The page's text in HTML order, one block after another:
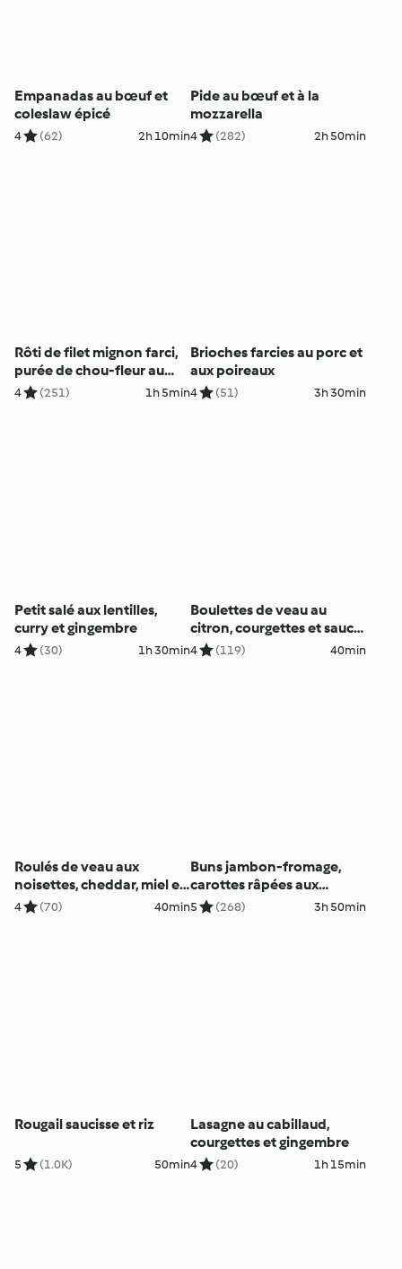
Empanadas au bœuf et
coleslaw épicé
4 (62) 2h 10min
Pide au bœuf et à la
mozzarella
4 (282) 2h 50min
Rôti de filet mignon farci,
purée de chou-fleur au
romarin
4 (251) 1h 5min
Brioches farcies au porc et
aux poireaux
4 (51) 3h 30min
Petit salé aux lentilles,
curry et gingembre
4 (30) 1h 30min
Boulettes de veau au
citron, courgettes et sauce
au yaourt
4 (119) 40min
Roulés de veau aux
noisettes, cheddar, miel et
tagliatelle
4 (70) 40min
Buns jambon-fromage,
carottes râpées aux
pommes
5 (268) 3h 50min
Rougail saucisse et riz
5 (1.0K) 50min
Lasagne au cabillaud,
courgettes et gingembre
4 (20) 1h 15min